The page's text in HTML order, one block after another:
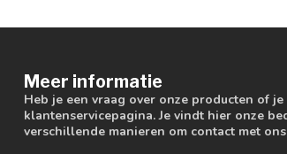
Meer informatie
Heb je een vraag over onze producten of
klantenservicepagina. Je vindt hier onze
verschillende manieren om contact met